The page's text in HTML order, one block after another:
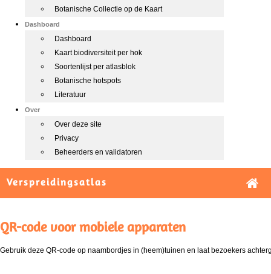
Botanische Collectie op de Kaart
Dashboard
Dashboard
Kaart biodiversiteit per hok
Soortenlijst per atlasblok
Botanische hotspots
Literatuur
Over
Over deze site
Privacy
Beheerders en validatoren
Verspreidingsatlas
QR-code voor mobiele apparaten
Gebruik deze QR-code op naambordjes in (heem)tuinen en laat bezoekers